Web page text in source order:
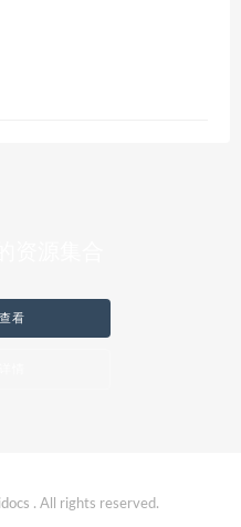
看
. All rights reserved.